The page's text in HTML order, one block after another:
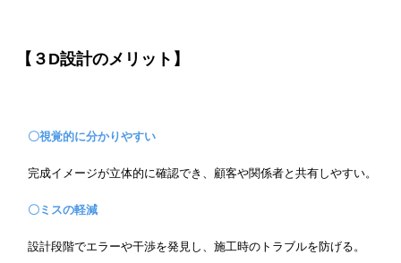
【３D設計のメリット】
〇視覚的に分かりやすい
完成イメージが立体的に確認でき、顧客や関係者と共有しやすい。
〇ミスの軽減
設計段階でエラーや干渉を発見し、施工時のトラブルを防げる。